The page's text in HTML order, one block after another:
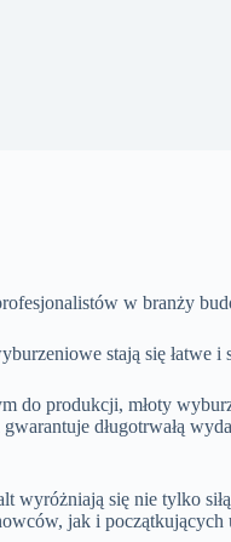
w branży
stają się łatwe
do produkcji, młoty
długotrwałą
wyróżniają się nie tylko
jak i